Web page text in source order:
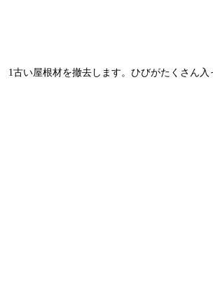
1古い屋根材を撤去します。ひびがたくさん入